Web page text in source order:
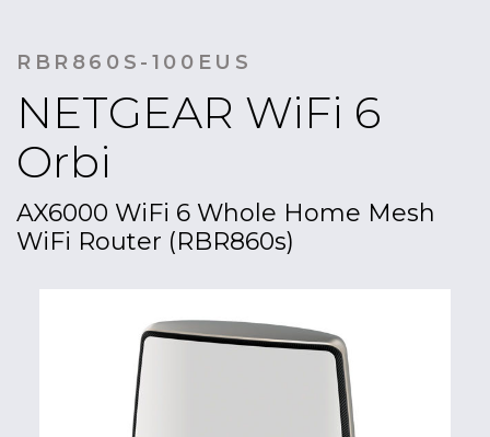
RBR860S-100EUS
NETGEAR WiFi 6
Orbi
AX6000 WiFi 6 Whole Home Mesh
WiFi Router (RBR860s)